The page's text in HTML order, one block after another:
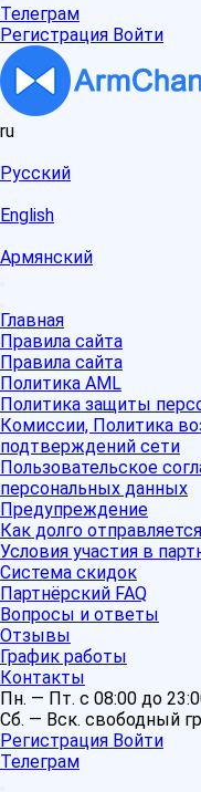
Телеграм
Регистрация Войти
ru
Русский
English
Армянский
Главная
Правила сайта
Правила сайта
Политика AML
Политика защиты
Комиссии, Политика
подтверждений сети
Пользовательское
персональных данных
Предупреждение
Как долго
Условия участия в
Система скидок
Партнёрский FAQ
Вопросы и ответы
Отзывы
График работы
Контакты
Пн. — Пт. с 08:00 до
Сб. — Вск. свободный
Регистрация Войти
Телеграм